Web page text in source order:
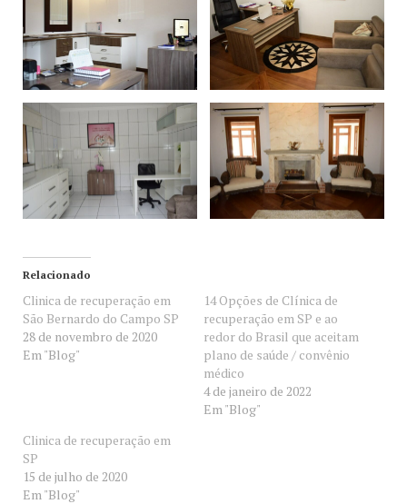
Relacionado
Clinica de recuperação em
São Bernardo do Campo SP
28 de novembro de 2020
Em "Blog"
14 Opções de Clínica de
recuperação em SP e ao
redor do Brasil que aceitam
plano de saúde / convênio
médico
4 de janeiro de 2022
Em "Blog"
Clinica de recuperação em
SP
15 de julho de 2020
Em "Blog"